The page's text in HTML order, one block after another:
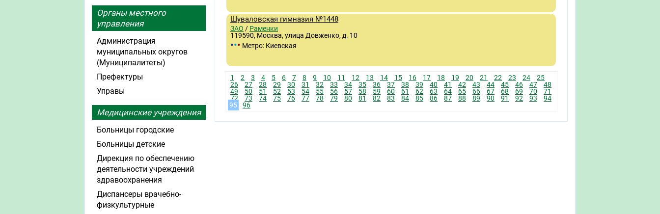
Шуваловская гимназия №1448
ЗАО / Раменки
119590, Москва, улица Довженко, д. 10
••• Метро: Киевская
1 2 3 4 5 6 7 8 9 10 11 12 13 14 15 16 17 18 19 20 21 22 23 24
25
26
27 28 29 30 31 32 33 34 35 36 37 38 39 40 41 42 43 44 45 46 47
48
49
50 51 52 53 54 55 56 57 58 59 60 61 62 63 64 65 66 67 68 69 70
71
72
73 74 75 76 77 78 79 80 81 82 83 84 85 86 87 88 89 90 91 92 93
94
95
96
Органы местного
управления
Администрация
муниципальных округов
(Муниципалитеты)
Префектуры
Управы
Медицинские учреждения
Больницы городские
Больницы детские
Дирекция по обеспечению
деятельности учреждений
здравоохранения
Диспансеры врачебно-
физкультурные